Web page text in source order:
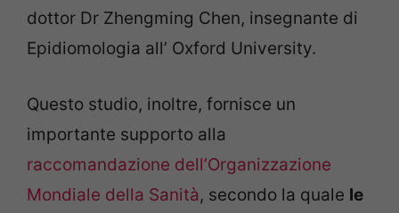
dottor Dr Zhengming Chen, insegnante di
Epidiomologia all’ Oxford University.
Questo studio, inoltre, fornisce un
importante supporto alla
raccomandazione dell’Organizzazione
Mondiale della Sanità, secondo la quale le